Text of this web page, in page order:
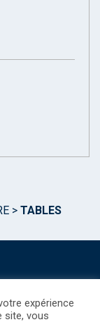
> TABLES
expérience
site, vous